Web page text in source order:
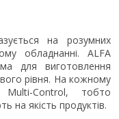
на розумних
обладнанні. ALFA
для виготовлення
рівня. На кожному
Multi-Control, тобто
на якість продуктів.